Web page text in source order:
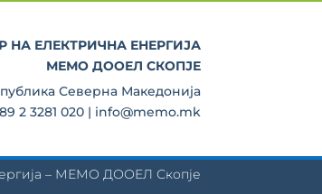
ЕЛЕКТРИЧНА ЕНЕРГИЈА
МЕМО ДООЕЛ СКОПЈЕ
Северна Македонија
2 3281 020 | info@memo.mk
– МЕМО ДООЕЛ Скопје